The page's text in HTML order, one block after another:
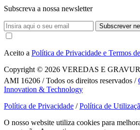
Subscreva a nossa newsletter
Subscrever
Aceito a Política de Privacidade e Termos
Copyright © 2026 VEREDAS E
AMI 16206 / Todos os direitos reservados /
Innovation & Technology
Política de Privacidade /Política de
O nosso website utiliza cookies para